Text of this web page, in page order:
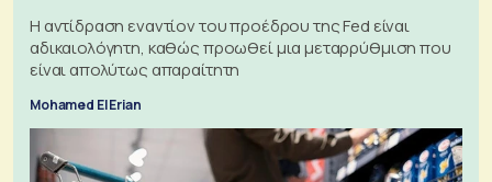
Η αντίδραση εναντίον του προέδρου της Fed είναι
αδικαιολόγητη, καθώς προωθεί μια μεταρρύθμιση που
είναι απολύτως απαραίτητη
Mohamed El Erian